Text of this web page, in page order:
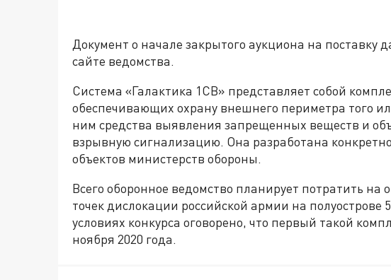
Документ о начале закрытого аукциона на поставку
сайте ведомства.
Система «Галактика 1СВ» представляет собой
обеспечивающих охрану внешнего периметра того
ним средства выявления запрещенных веществ и
взрывную сигнализацию. Она разработана
объектов министерств обороны.
Всего оборонное ведомство планирует потратить на
точек дислокации российской армии на
условиях конкурса оговорено, что первый такой
ноября 2020 года.